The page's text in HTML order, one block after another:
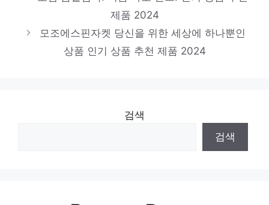
스튜디오톰보이원피스
다가오는 여름, 시원하게! 인기 상품 추천 제
품 2024
제품 2024
모조에스핀자켓 당신을 위한 세상에 하나뿐인
상품 인기 상품 추천 제품 2024
검색
검색